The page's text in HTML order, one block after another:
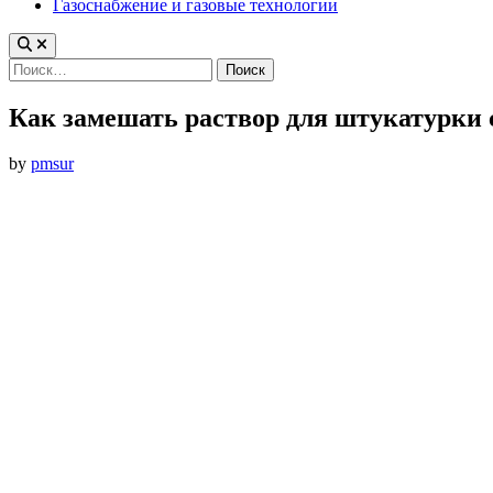
Газоснабжение и газовые технологии
Найти:
Как замешать раствор для штукатурки
by pmsur